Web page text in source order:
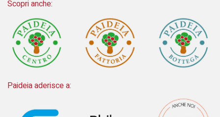
Scopri anche:
Paideia aderisce a: